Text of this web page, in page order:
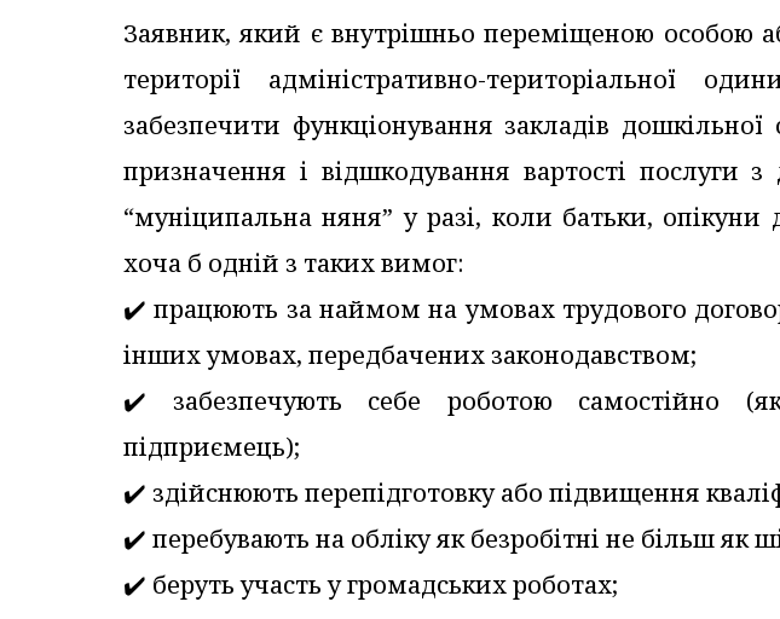
Заявник, який є внутрішньо переміщеною особою
території адміністративно-територіальної
забезпечити функціонування закладів
призначення і відшкодування вартості послуги
“муніципальна няня” у разі, коли батьки, опікуни
хоча б одній з таких вимог:
✔️ працюють за наймом на умовах трудового
інших умовах, передбачених законодавством;
✔️ забезпечують себе роботою самостійно
підприємець);
✔️ здійснюють перепідготовку або підвищення
✔️ перебувають на обліку як безробітні не більш як
✔️ беруть участь у громадських роботах;